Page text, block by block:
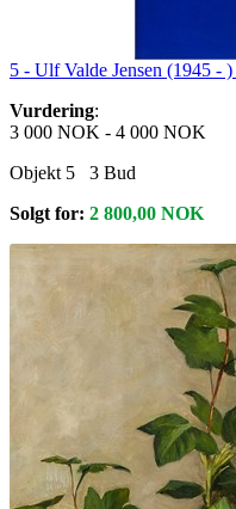
5 - Ulf Valde Jensen (1945 - )
Vurdering:
3 000 NOK - 4 000 NOK
Objekt 5
3 Bud
Solgt for: 2 800,00 NOK